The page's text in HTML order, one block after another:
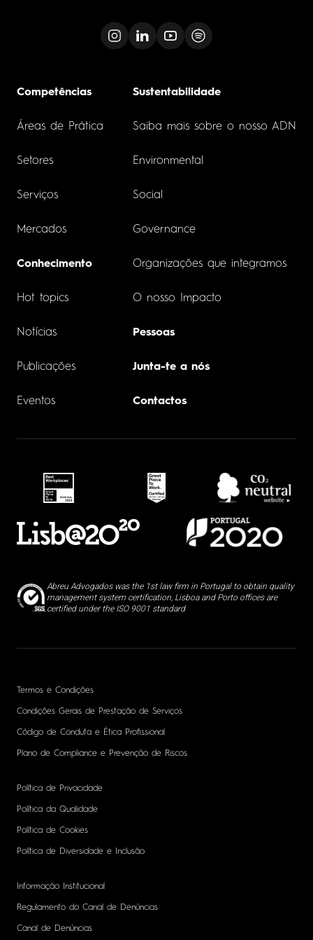
Competências
Áreas de Prática
Setores
Serviços
Mercados
Conhecimento
Hot topics
Notícias
Publicações
Eventos
Sustentabilidade
Saiba mais sobre o nosso ADN
Environmental
Social
Governance
Organizações que integramos
O nosso Impacto
Pessoas
Junta-te a nós
Contactos
Abreu Advogados was the 1st law firm in Portugal to obtain quality
management system certification, Lisboa and Porto offices are
certified under the ISO 9001 standard
Termos e Condições
Condições Gerais de Prestação de Serviços
Código de Conduta e Ética Profissional
Plano de Compliance e Prevenção de Riscos
Política de Privacidade
Política da Qualidade
Política de Cookies
Política de Diversidade e Inclusão
Informação Institucional
Regulamento do Canal de Denúncias
Canal de Denúncias